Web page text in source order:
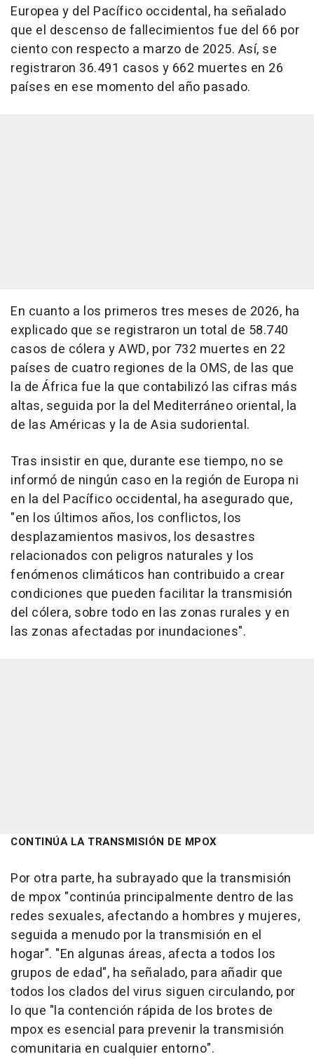
Europea y del Pacífico occidental, ha señalado
que el descenso de fallecimientos fue del 66 por
ciento con respecto a marzo de 2025. Así, se
registraron 36.491 casos y 662 muertes en 26
países en ese momento del año pasado.
En cuanto a los primeros tres meses de 2026, ha
explicado que se registraron un total de 58.740
casos de cólera y AWD, por 732 muertes en 22
países de cuatro regiones de la OMS, de las que
la de África fue la que contabilizó las cifras más
altas, seguida por la del Mediterráneo oriental, la
de las Américas y la de Asia sudoriental.
Tras insistir en que, durante ese tiempo, no se
informó de ningún caso en la región de Europa ni
en la del Pacífico occidental, ha asegurado que,
"en los últimos años, los conflictos, los
desplazamientos masivos, los desastres
relacionados con peligros naturales y los
fenómenos climáticos han contribuido a crear
condiciones que pueden facilitar la transmisión
del cólera, sobre todo en las zonas rurales y en
las zonas afectadas por inundaciones".
CONTINÚA LA TRANSMISIÓN DE MPOX
Por otra parte, ha subrayado que la transmisión
de mpox "continúa principalmente dentro de las
redes sexuales, afectando a hombres y mujeres,
seguida a menudo por la transmisión en el
hogar". "En algunas áreas, afecta a todos los
grupos de edad", ha señalado, para añadir que
todos los clados del virus siguen circulando, por
lo que "la contención rápida de los brotes de
mpox es esencial para prevenir la transmisión
comunitaria en cualquier entorno".